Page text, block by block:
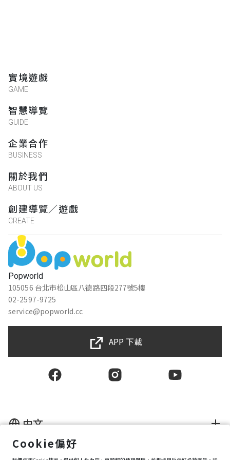
Popworld
105056 台北市松山區八德路四段277號5樓
02-2597-9725
service@popworld.cc
實境遊戲
GAME
智慧導覽
GUIDE
企業合作
BUSINESS
關於我們
ABOUT US
創建導覽／遊戲
CREATE
APP 下載
中文
Cookie偏好